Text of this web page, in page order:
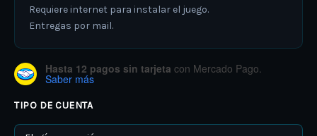
Requiere internet para instalar el juego.
Entregas por mail.
Hasta 12 pagos sin tarjeta con Mercado Pago.
Saber más
TIPO DE CUENTA